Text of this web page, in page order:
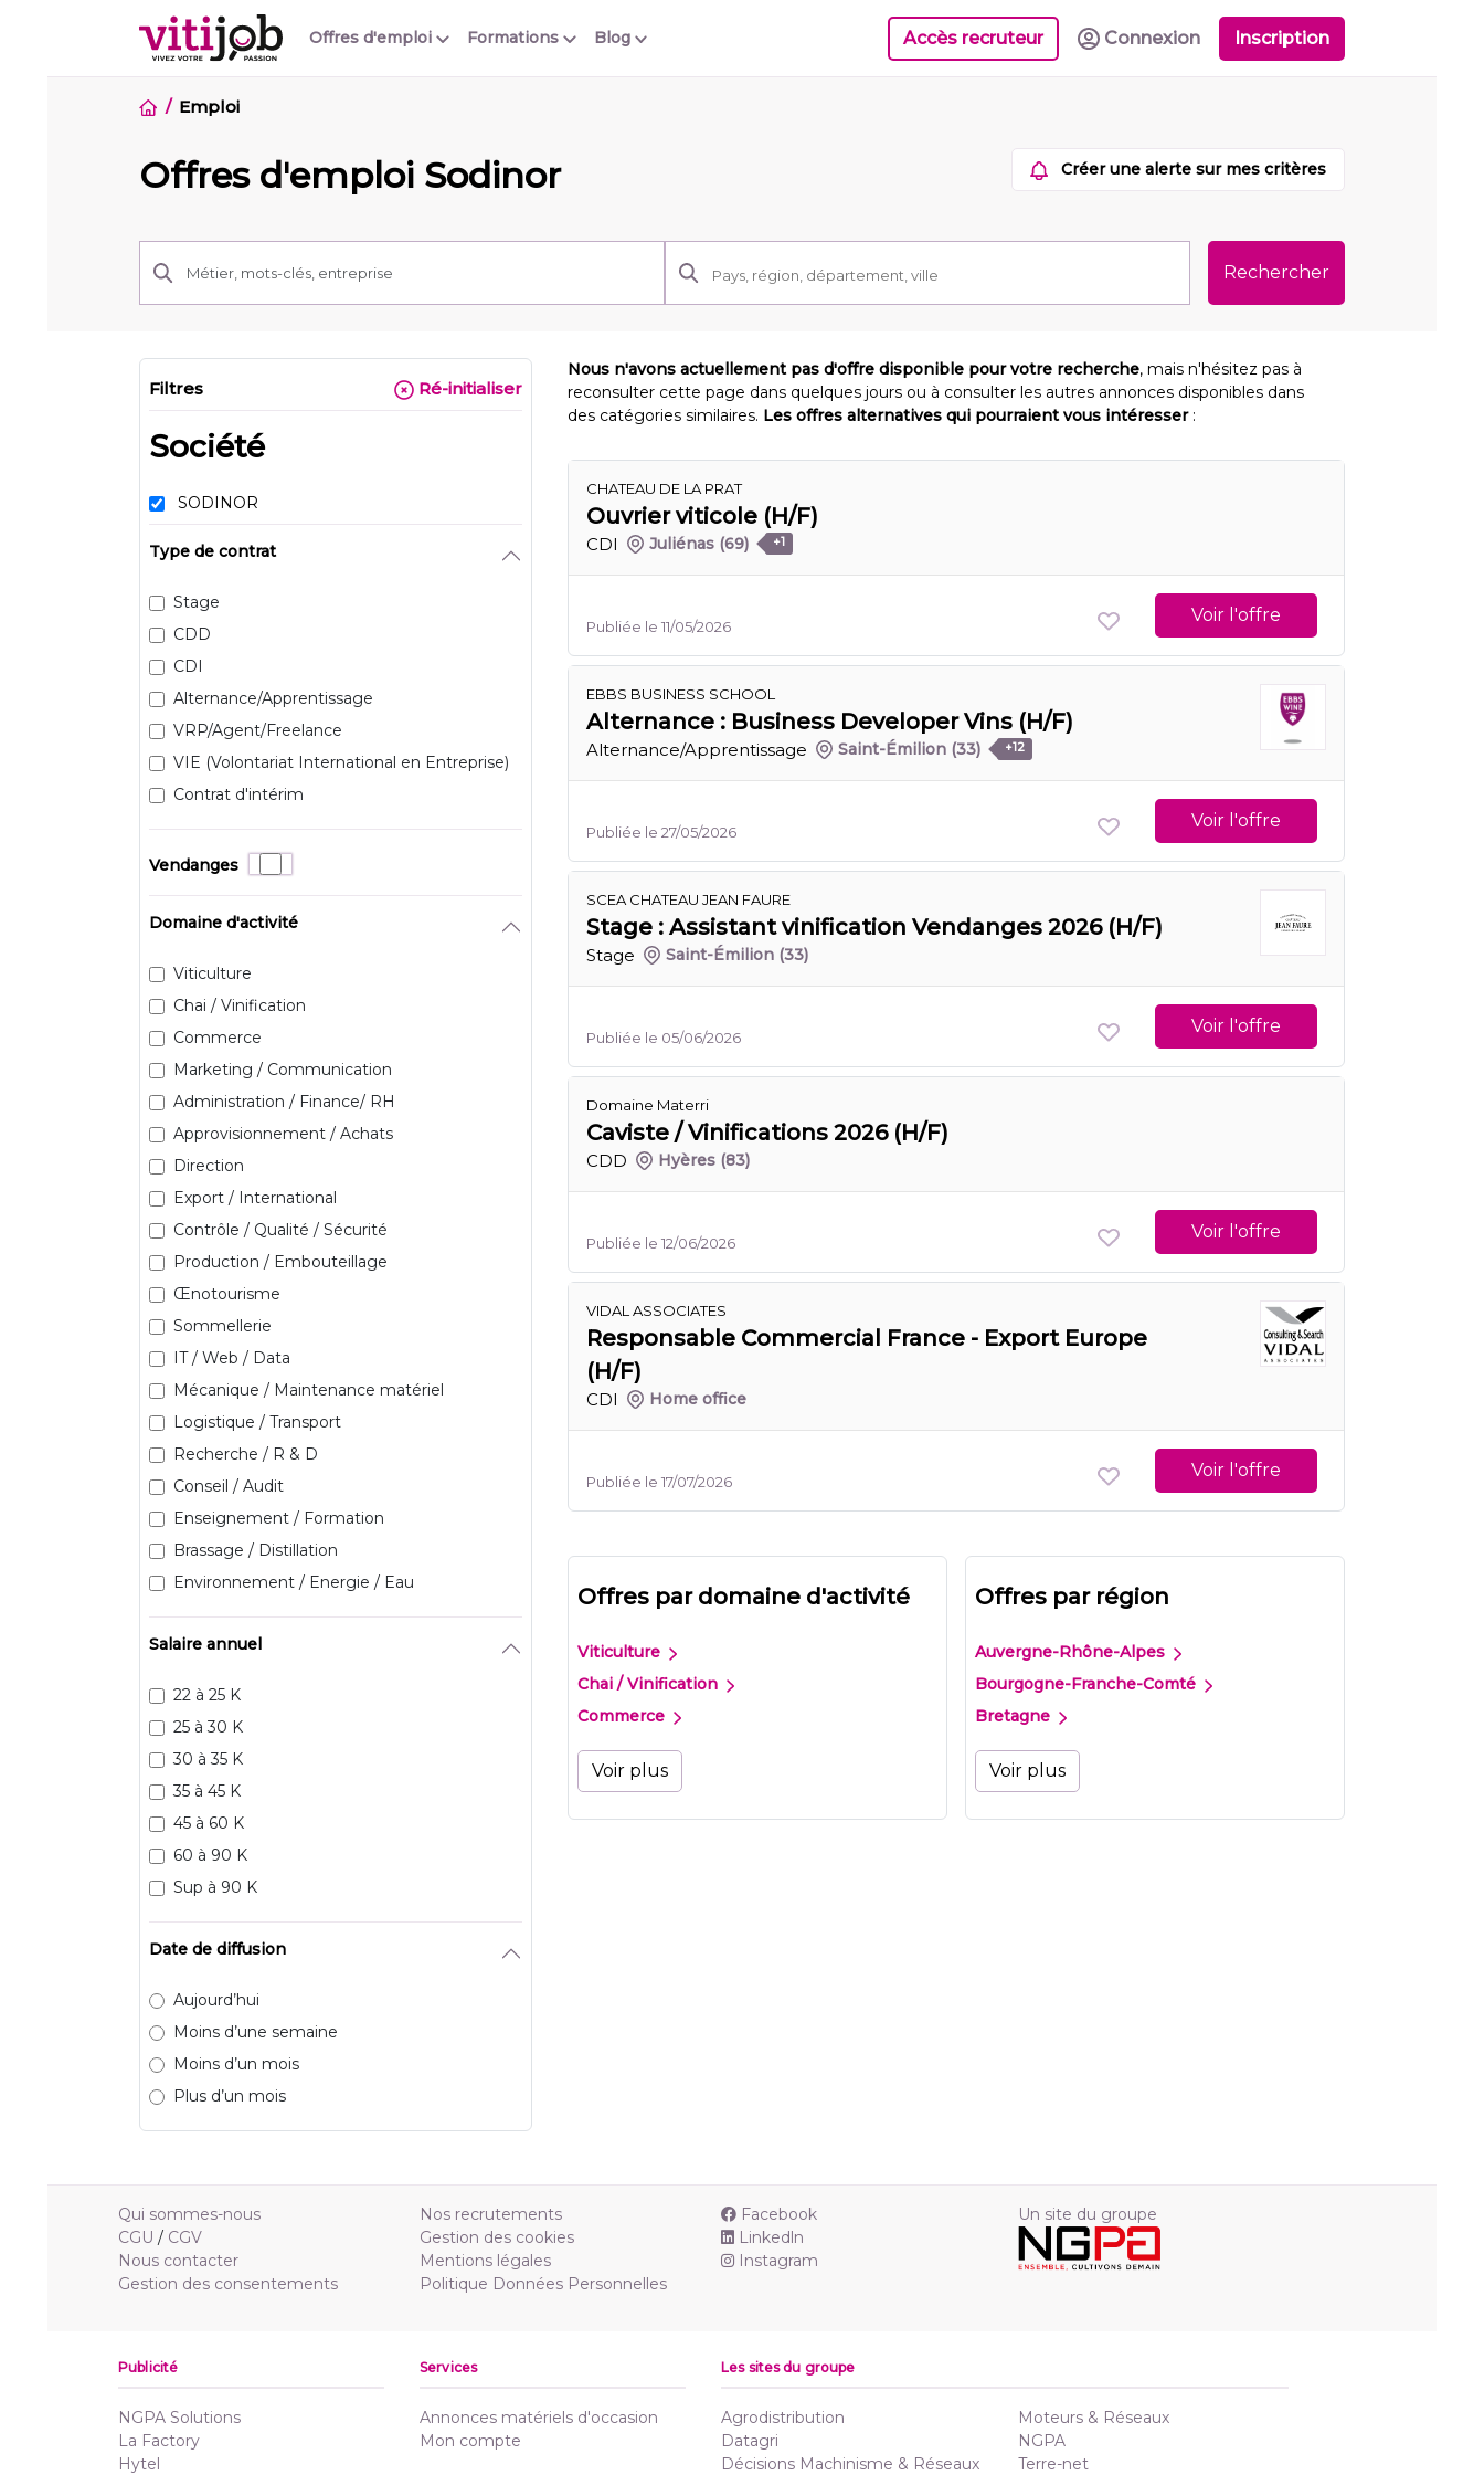
Offres d'emploi Blog
Formations Accès recruteur Connexion Inscription
Emploi
Offres d'emploi Sodinor Créer une alerte sur mes critères
Rechercher
Filtres Ré-initialiser
Société
SODINOR
Type de contrat
Stage
CDD
CDI
Alternance/Apprentissage
VRP/Agent/Freelance
VIE (Volontariat International en Entreprise)
Contrat d'intérim
Vendanges
Domaine d'activité
Viticulture
Chai / Vinification
Commerce
Marketing / Communication
Administration / Finance/ RH
Approvisionnement / Achats
Direction
Export / International
Contrôle / Qualité / Sécurité
Production / Embouteillage
Œnotourisme
Sommellerie
IT / Web / Data
Mécanique / Maintenance matériel
Logistique / Transport
Recherche / R & D
Conseil / Audit
Enseignement / Formation
Brassage / Distillation
Environnement / Energie / Eau
Salaire annuel
22 à 25 K
25 à 30 K
30 à 35 K
35 à 45 K
45 à 60 K
60 à 90 K
Sup à 90 K
Date de diffusion
Aujourd’hui
Moins d’une semaine
Moins d’un mois
Plus d’un mois
Nous n'avons actuellement pas d'offre disponible pour votre recherche, mais n'hésitez pas à
reconsulter cette page dans quelques jours ou à consulter les autres annonces disponibles dans
des catégories similaires. Les offres alternatives qui pourraient vous intéresser:
CHATEAU DE LA PRAT
Ouvrier viticole (H/F)
CDI Juliénas (69) +1
Publiée le 11/05/2026
Voir l'offre
EBBS BUSINESS SCHOOL
Alternance : Business Developer Vins (H/F)
Alternance/Apprentissage Saint-Émilion (33) +12
Publiée le 27/05/2026
Voir l'offre
SCEA CHATEAU JEAN FAURE
Stage : Assistant vinification Vendanges 2026 (H/F)
Stage Saint-Émilion (33)
Publiée le 05/06/2026
Voir l'offre
Domaine Materri
Caviste / Vinifications 2026 (H/F)
CDD Hyères (83)
Publiée le 12/06/2026
Voir l'offre
VIDAL ASSOCIATES
Responsable Commercial France - Export Europe
(H/F)
CDI Home office
Publiée le 17/07/2026
Voir l'offre
Offres par domaine d'activité
Viticulture
Chai / Vinification
Commerce
Voir plus
Offres par région
Auvergne-Rhône-Alpes
Bourgogne-Franche-Comté
Bretagne
Voir plus
Qui sommes-nous
CGU / CGV
Nous contacter
Gestion des consentements
Nos recrutements
Gestion des cookies
Mentions légales
Politique Données Personnelles
Facebook
Linkedln
Instagram
Un site du groupe
Publicité
NGPA Solutions
La Factory
Hytel
Services
Annonces matériels d'occasion
Mon compte
Les sites du groupe
Agrodistribution
Datagri
Décisions Machinisme & Réseaux
Moteurs & Réseaux
NGPA
Terre-net